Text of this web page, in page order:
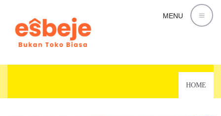
MENU
HOME